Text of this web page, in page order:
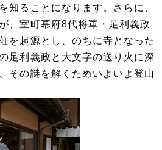
知ることになります。さらに、
、室町幕府8代将軍・足利義政
を起源とし、のちに寺となった
足利義政と大文字の送り火に深
その謎を解くためいよいよ登山